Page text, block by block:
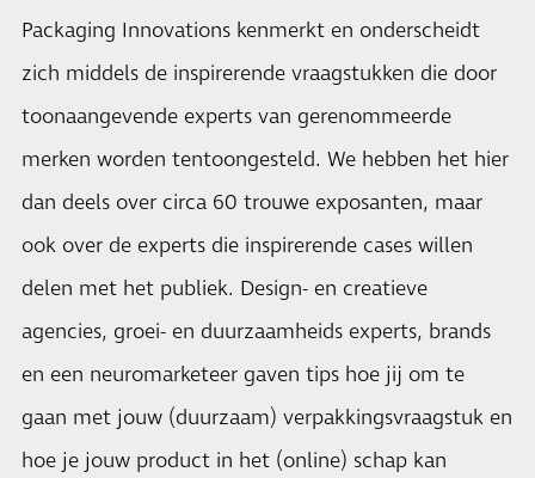
Packaging Innovations kenmerkt en onderscheidt
zich middels de inspirerende vraagstukken die door
toonaangevende experts van gerenommeerde
merken worden tentoongesteld. We hebben het hier
dan deels over circa 60 trouwe exposanten, maar
ook over de experts die inspirerende cases willen
delen met het publiek. Design- en creatieve
agencies, groei- en duurzaamheids experts, brands
en een neuromarketeer gaven tips hoe jij om te
gaan met jouw (duurzaam) verpakkingsvraagstuk en
hoe je jouw product in het (online) schap kan